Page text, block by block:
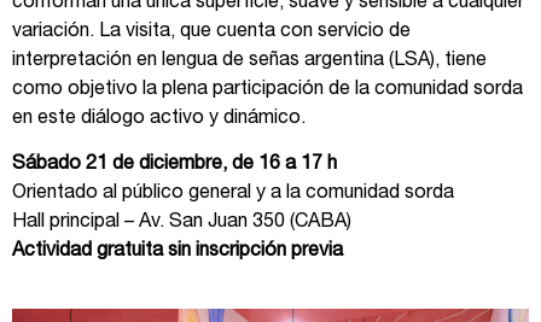
variación. La visita, que cuenta con servicio de
interpretación en lengua de señas argentina (LSA), tiene
como objetivo la plena participación de la comunidad sorda
en este diálogo activo y dinámico.
Sábado 21 de diciembre, de 16 a 17 h
Orientado al público general y a la comunidad sorda
Hall principal – Av. San Juan 350 (CABA)
Actividad gratuita sin inscripción previa